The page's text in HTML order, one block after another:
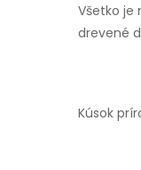
Všetko je
drevené
Kúsok